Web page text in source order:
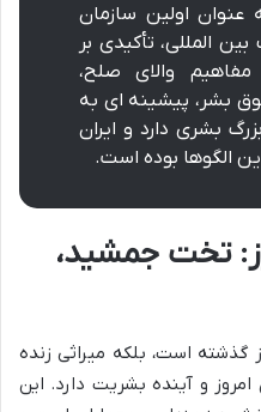
اولین سازمان
المللی، تأکیدی بر
والای صلح،
بشر، پیشینه ای به
بشری دارد و ایران
الگوها بوده است.
تخت جمشید،
است، بلکه میراثی زنده
و آینده بشریت دارد. این